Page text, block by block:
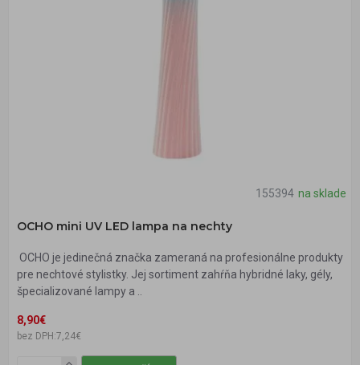
155394 na sklade
OCHO mini UV LED lampa na nechty
OCHO je jedinečná značka zameraná na profesionálne produkty
pre nechtové stylistky. Jej sortiment zahŕňa hybridné laky, gély,
špecializované lampy a ..
8,90€
bez DPH:7,24€